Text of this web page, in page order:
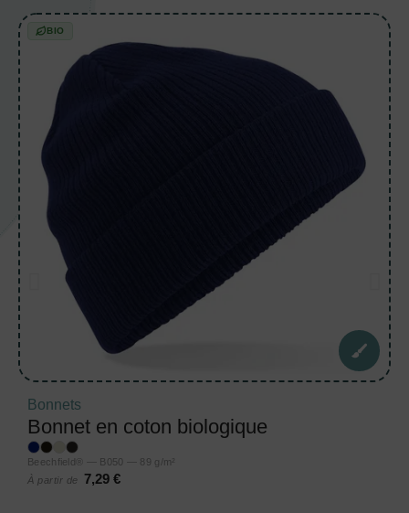
BIO
Bonnets
Bonnet en coton biologique
Beechfield® — B050 — 89 g/m²
À partir de
7,29 €